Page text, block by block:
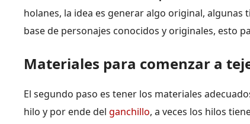
holanes, la idea es generar algo original,
base de personajes conocidos y originales, esto
Materiales para comenzar a
El segundo paso es tener los materiales
hilo y por ende del ganchillo, a veces los hilos